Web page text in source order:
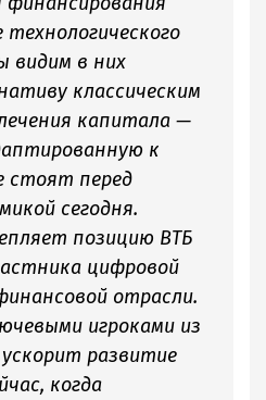
видим в них
классическим
капитала —
к
стоят перед
сегодня.
позицию ВТБ
цифровой
отрасли.
игроками из
развитие
когда